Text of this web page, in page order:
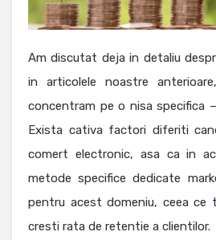
Am discutat deja in detaliu
in articolele noastre
concentram pe o nisa specifica
Exista cativa factori diferiti
comert electronic, asa ca in
metode specifice dedicate
pentru acest domeniu, ceea
cresti rata de retentie a clientilor.